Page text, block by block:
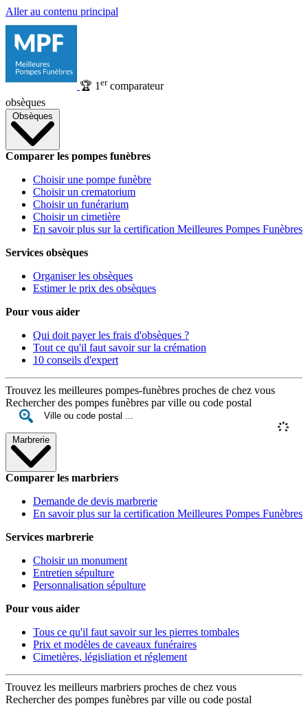
Aller au contenu principal
🏆 1 ercomparateur
obsèques
Obsèques
Comparer les pompes funèbres
Choisir une pompe funèbre
Choisir un crematorium
Choisir un funérarium
Choisir un cimetière
En savoir plus sur la certification Meilleures Pompes Funèbres
Services obsèques
Organiser les obsèques
Estimer le prix des obsèques
Pour vous aider
Qui doit payer les frais d'obsèques ?
Tout ce qu'il faut savoir sur la crémation
10 conseils d'expert
Trouvez les meilleures pompes-funèbres proches de chez vous
Rechercher des pompes funèbres par ville ou code postal
Marbrerie
Comparer les marbriers
Demande de devis marbrerie
En savoir plus sur la certification Meilleures Pompes Funèbres
Services marbrerie
Choisir un monument
Entretien sépulture
Personnalisation sépulture
Pour vous aider
Tous ce qu'il faut savoir sur les pierres tombales
Prix et modèles de caveaux funéraires
Cimetières, législiation et réglement
Trouvez les meilleurs marbriers proches de chez vous
Rechercher des pompes funèbres par ville ou code postal